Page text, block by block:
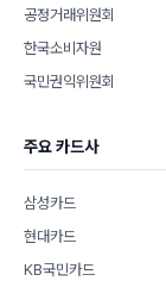
공정거래위원회
한국소비자원
국민권익위원회
주요 카드사
삼성카드
현대카드
KB국민카드